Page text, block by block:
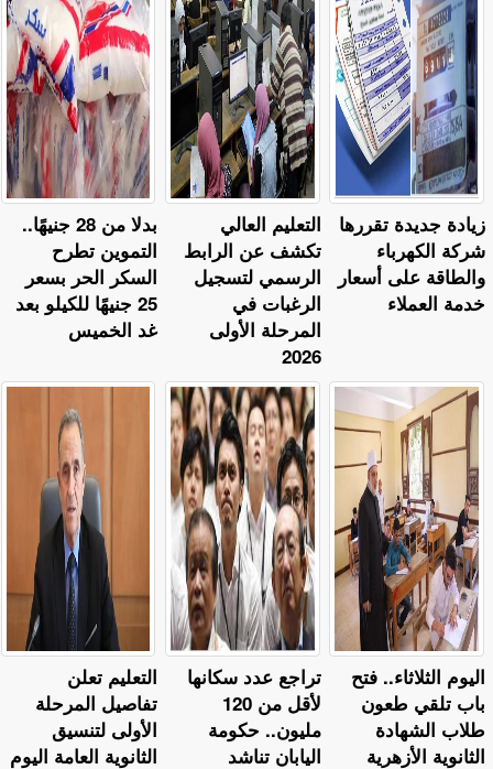
بدلا من 28 جنيهًا..
التموين تطرح
السكر الحر بسعر
25 جنيهًا للكيلو بعد
غد الخميس
التعليم العالي
تكشف عن الرابط
الرسمي لتسجيل
الرغبات في
المرحلة الأولى
2026
زيادة جديدة تقررها
شركة الكهرباء
والطاقة على أسعار
خدمة العملاء
التعليم تعلن
تفاصيل المرحلة
الأولى لتنسيق
الثانوية العامة اليوم
تراجع عدد سكانها
لأقل من 120
مليون.. حكومة
اليابان تناشد
اليوم الثلاثاء.. فتح
باب تلقي طعون
طلاب الشهادة
الثانوية الأزهرية